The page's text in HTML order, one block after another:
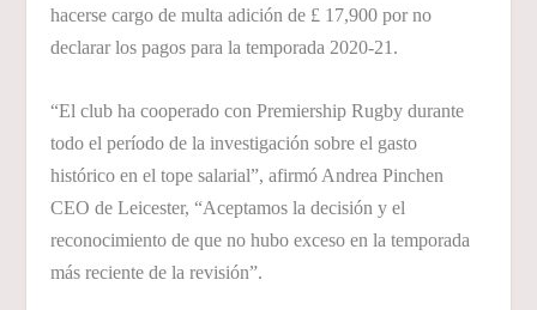
hacerse cargo de multa adición de £ 17,900 por no
declarar los pagos para la temporada 2020-21.
“El club ha cooperado con Premiership Rugby durante
todo el período de la investigación sobre el gasto
histórico en el tope salarial”, afirmó Andrea Pinchen
CEO de Leicester, “Aceptamos la decisión y el
reconocimiento de que no hubo exceso en la temporada
más reciente de la revisión”.